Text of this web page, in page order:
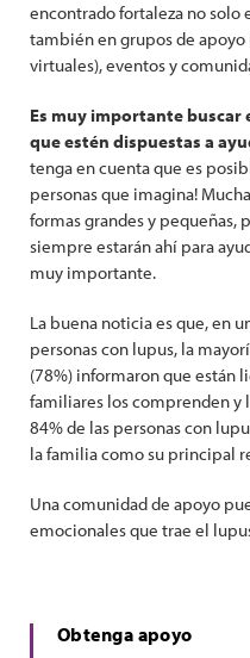
encontrado fortaleza no solo
también en grupos de
virtuales), eventos y
Es muy importante buscar
que estén dispuestas a
tenga en cuenta que es
personas que imagina!
formas grandes y pequeñas,
siempre estarán ahí para
muy importante.
La buena noticia es que, en
personas con lupus, la
(78%) informaron que están
familiares los comprenden y
84% de las personas con
la familia como su principal
Una comunidad de apoyo
emocionales que trae el
Obtenga apoyo